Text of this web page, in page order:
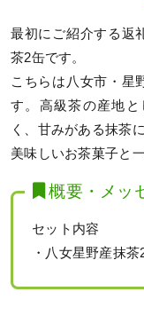
最初にご紹介する返
茶2缶です。
こちらは八女市・星
す。高級茶の産地
く、甘みがある抹茶
美味しいお茶菓子と
概要・メッ
セット内容
・八女星野産抹